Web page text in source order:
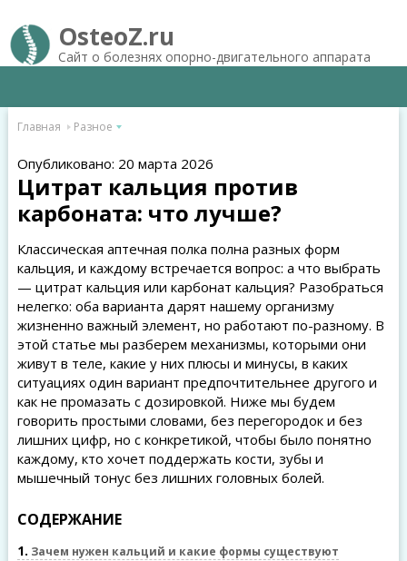
OsteoZ.ru
Сайт о болезнях опорно-двигательного аппарата
Главная Разное
Опубликовано: 20 марта 2026
Цитрат кальция против
карбоната: что лучше?
Классическая аптечная полка полна разных форм
кальция, и каждому встречается вопрос: а что выбрать
— цитрат кальция или карбонат кальция? Разобраться
нелегко: оба варианта дарят нашему организму
жизненно важный элемент, но работают по-разному. В
этой статье мы разберем механизмы, которыми они
живут в теле, какие у них плюсы и минусы, в каких
ситуациях один вариант предпочтительнее другого и
как не промазать с дозировкой. Ниже мы будем
говорить простыми словами, без перегородок и без
лишних цифр, но с конкретикой, чтобы было понятно
каждому, кто хочет поддержать кости, зубы и
мышечный тонус без лишних головных болей.
СОДЕРЖАНИЕ
1 Зачем нужен кальций и какие формы существуют